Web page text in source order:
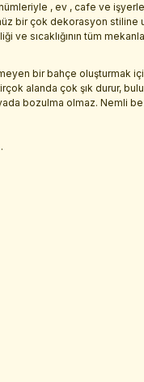
, ev , cafe ve
bir çok dekorasyon stiline
sıcaklığının tüm
bir bahçe oluşturmak
alanda çok şık durur,
bozulma olmaz. Nemli